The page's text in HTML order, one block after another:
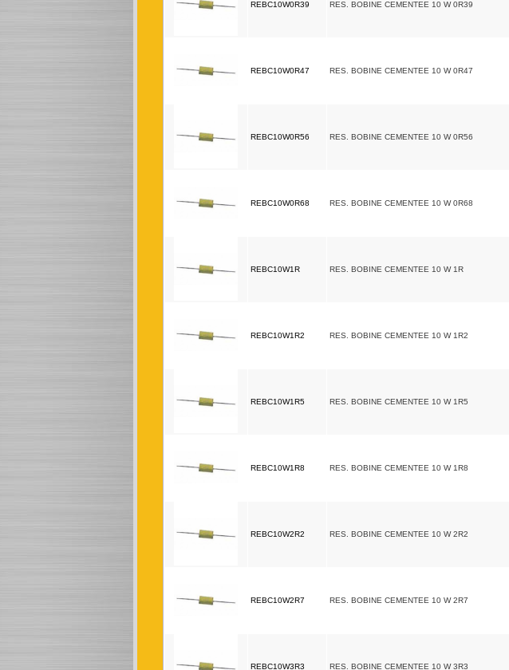
REBC10W0R39 RES. BOBINE CEMENTEE 10 W 0R39
REBC10W0R47 RES. BOBINE CEMENTEE 10 W 0R47
REBC10W0R56 RES. BOBINE CEMENTEE 10 W 0R56
REBC10W0R68 RES. BOBINE CEMENTEE 10 W 0R68
REBC10W1R RES. BOBINE CEMENTEE 10 W 1R
REBC10W1R2 RES. BOBINE CEMENTEE 10 W 1R2
REBC10W1R5 RES. BOBINE CEMENTEE 10 W 1R5
REBC10W1R8 RES. BOBINE CEMENTEE 10 W 1R8
REBC10W2R2 RES. BOBINE CEMENTEE 10 W 2R2
REBC10W2R7 RES. BOBINE CEMENTEE 10 W 2R7
REBC10W3R3 RES. BOBINE CEMENTEE 10 W 3R3